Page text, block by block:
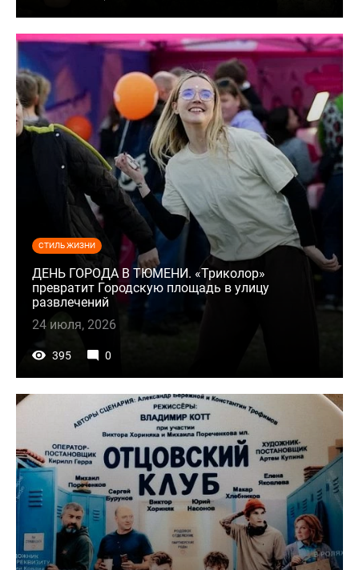
СТИЛЬ ЖИЗНИ
ДЕНЬ ГОРОДА В ТЮМЕНИ. «Триколор»
превратит Городскую площадь в улицу
развлечений
24 июля, 2026
395 0